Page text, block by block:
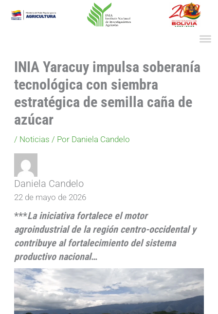
INIA Yaracuy impulsa soberanía
tecnológica con siembra
estratégica de semilla caña de
azúcar
/ Noticias / Por Daniela Candelo
Daniela Candelo
22 de mayo de 2026
***La iniciativa fortalece el motor
agroindustrial de la región centro-occidental y
contribuye al fortalecimiento del sistema
productivo nacional…